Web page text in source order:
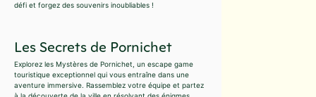
défi et forgez des souvenirs inoubliables !
Les Secrets de Pornichet
Explorez les Mystères de Pornichet, un escape game
touristique exceptionnel qui vous entraîne dans une
aventure immersive. Rassemblez votre équipe et partez